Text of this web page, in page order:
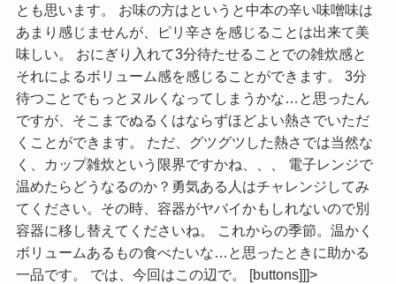
とも思います。 お味の方はというと中本の辛い味噌味は
あまり感じませんが、ピリ辛さを感じることは出来て美
味しい。 おにぎり入れて3分待たせることでの雑炊感と
それによるボリューム感を感じることができます。 3分
待つことでもっとヌルくなってしまうかな…と思ったん
ですが、そこまでぬるくはならずほどよい熱さでいただ
くことができます。 ただ、グツグツした熱さでは当然な
く、カップ雑炊という限界ですかね、、、 電子レンジで
温めたらどうなるのか？勇気ある人はチャレンジしてみ
てください。その時、容器がヤバイかもしれないので別
容器に移し替えてくださいね。 これからの季節。温かく
ボリュームあるもの食べたいな…と思ったときに助かる
一品です。 では、今回はこの辺で。 [buttons]]]>